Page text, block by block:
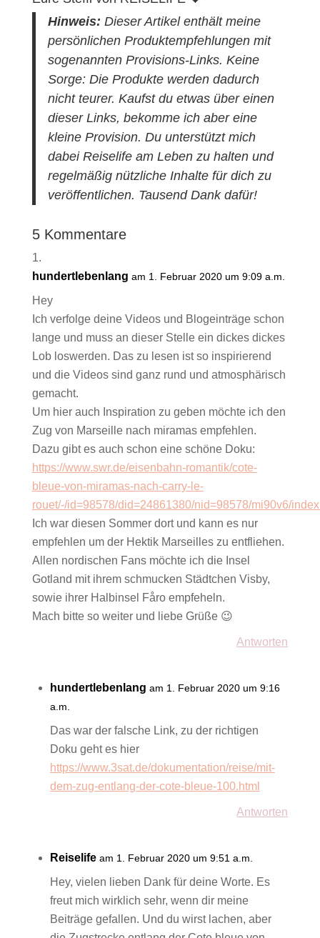
Hinweis: Dieser Artikel enthält meine
persönlichen Produktempfehlungen mit
sogenannten Provisions-Links. Keine
Sorge: Die Produkte werden dadurch
nicht teurer. Kaufst du etwas über einen
dieser Links, bekomme ich aber eine
kleine Provision. Du unterstützt mich
dabei Reiselife am Leben zu halten und
regelmäßig nützliche Inhalte für dich zu
veröffentlichen. Tausend Dank dafür!
5 Kommentare
hundertlebenlang am 1. Februar 2020 um 9:09 a.m.
Hey
Ich verfolge deine Videos und Blogeinträge schon
lange und muss an dieser Stelle ein dickes dickes
Lob loswerden. Das zu lesen ist so inspirierend
und die Videos sind ganz rund und atmosphärisch
gemacht.
Um hier auch Inspiration zu geben möchte ich den
Zug von Marseille nach miramas empfehlen.
Dazu gibt es auch schon eine schöne Doku:
https://www.swr.de/eisenbahn-romantik/cote-
bleue-von-miramas-nach-carry-le-
rouet/-/id=98578/did=24861380/nid=98578/mi90v6/
Ich war diesen Sommer dort und kann es nur
empfehlen um der Hektik Marseilles zu entfliehen.
Allen nordischen Fans möchte ich die Insel
Gotland mit ihrem schmucken Städtchen Visby,
sowie ihrer Halbinsel Fåro empfeheln.
Mach bitte so weiter und liebe Grüße 😉
Antworten
hundertlebenlang am 1. Februar 2020 um 9:16
a.m.
Das war der falsche Link, zu der richtigen
Doku geht es hier
https://www.3sat.de/dokumentation/reise/mit-
dem-zug-entlang-der-cote-bleue-100.html
Antworten
Reiselife am 1. Februar 2020 um 9:51 a.m.
Hey, vielen lieben Dank für deine Worte. Es
freut mich wirklich sehr, wenn dir meine
Beiträge gefallen. Und du wirst lachen, aber